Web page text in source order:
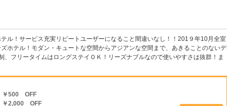
ル！サービス充実リピートユーザーになること間違いなし！！201９年10月全室
ホテル！モダン・キュートな空間からアジアンな空間まで、あきることのないデ
フリータイムはロングステイＯＫ！リーズナブルなので使いやすさは抜群！ま
￥500 OFF
￥2,000 OFF